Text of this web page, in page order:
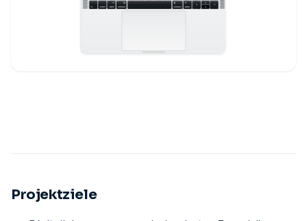
Projektziele